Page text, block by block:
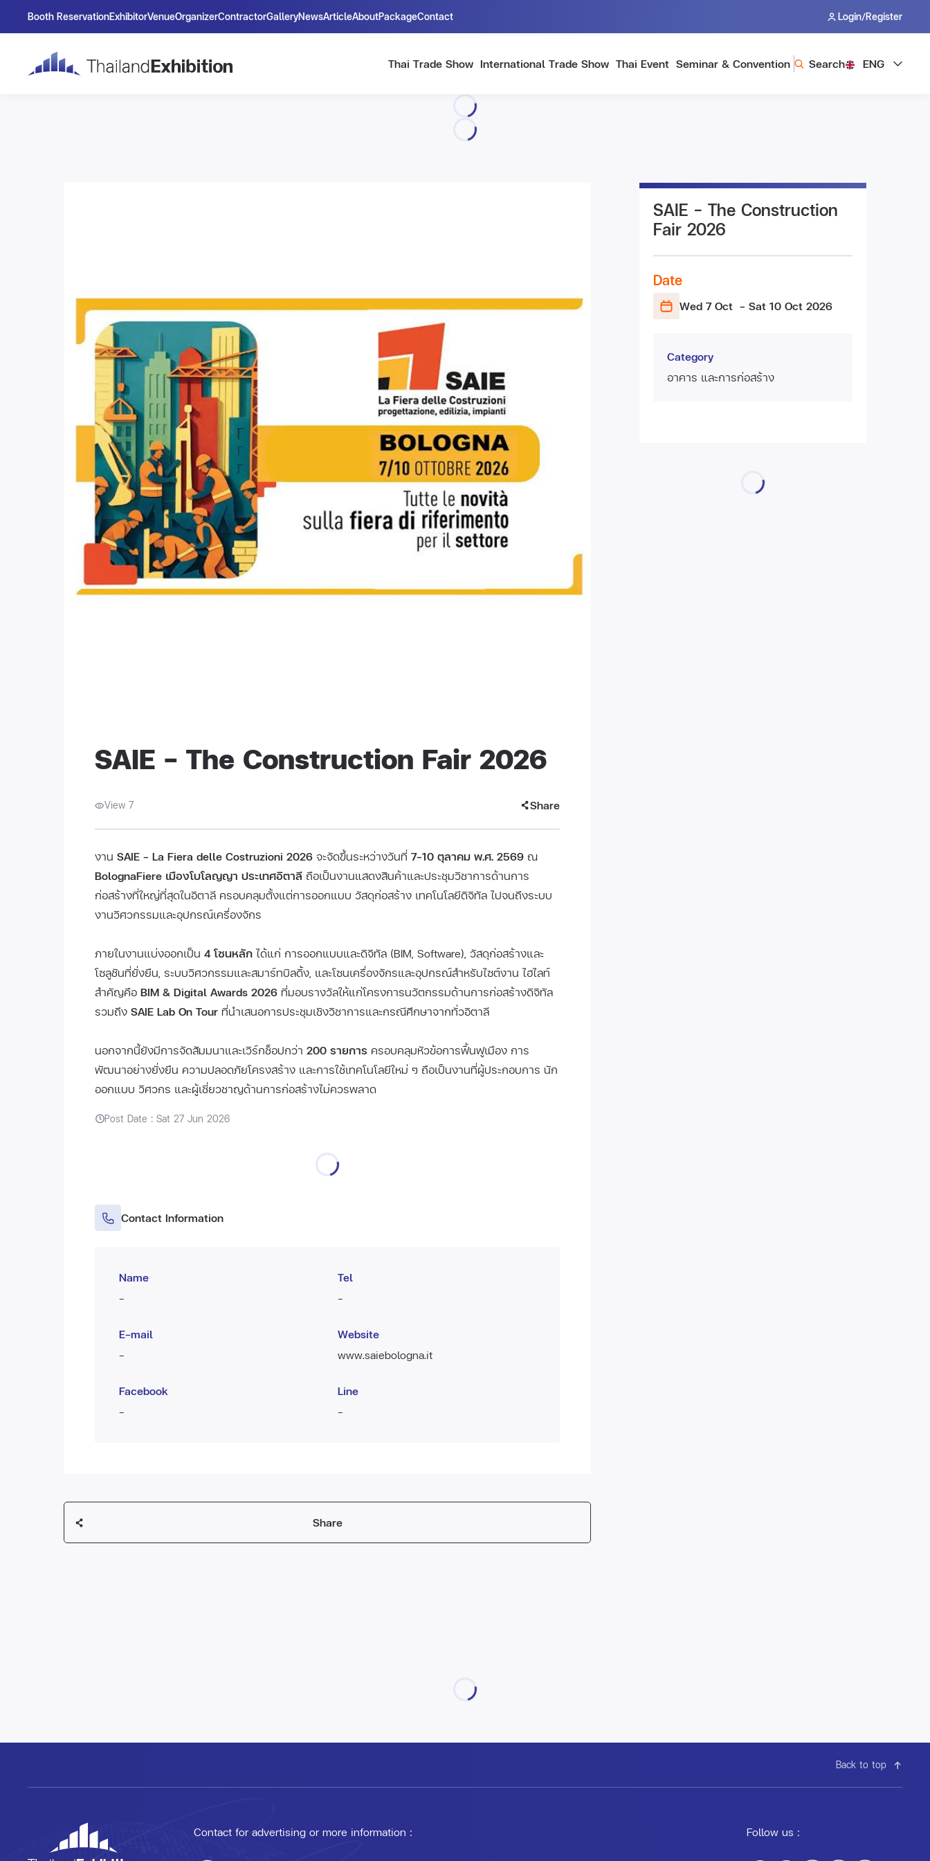
Booth ReservationExhibitorVenueOrganizerContractorGalleryNewsArticleAboutPackageContact Login/Register
Thai Trade Show International Trade Show Thai Event Seminar & Convention Search ENG
SAIE – The Construction
Fair 2026
Date
Wed 7 Oct - Sat 10 Oct 2026
Category
อาคาร และการก่อสร้าง
SAIE – The Construction Fair 2026
View 7 Share
งาน SAIE – La Fiera delle Costruzioni 2026 จะจัดขึ้นระหว่างวันที่ 7–10 ตุลาคม พ.ศ. 2569 ณ
BolognaFiere เมืองโบโลญญา ประเทศอิตาลี ถือเป็นงานแสดงสินค้าและประชุมวิชาการด้านการ
ก่อสร้างที่ใหญ่ที่สุดในอิตาลี ครอบคลุมตั้งแต่การออกแบบ วัสดุก่อสร้าง เทคโนโลยีดิจิทัล ไปจนถึงระบบ
งานวิศวกรรมและอุปกรณ์เครื่องจักร
ภายในงานแบ่งออกเป็น 4 โซนหลักได้แก่ การออกแบบและดิจิทัล (BIM, Software), วัสดุก่อสร้างและ
โซลูชันที่ยั่งยืน, ระบบวิศวกรรมและสมาร์ทบิลดิ้ง, และโซนเครื่องจักรและอุปกรณ์สำหรับไซต์งาน ไฮไลท์
สำคัญคือ BIM & Digital Awards 2026 ที่มอบรางวัลให้แก่โครงการนวัตกรรมด้านการก่อสร้างดิจิทัล
รวมถึง SAIE Lab On Tour ที่นำเสนอการประชุมเชิงวิชาการและกรณีศึกษาจากทั่วอิตาลี
นอกจากนี้ยังมีการจัดสัมมนาและเวิร์กช็อปกว่า 200 รายการ ครอบคลุมหัวข้อการฟื้นฟูเมือง การ
พัฒนาอย่างยั่งยืน ความปลอดภัยโครงสร้าง และการใช้เทคโนโลยีใหม่ ๆ ถือเป็นงานที่ผู้ประกอบการ นัก
ออกแบบ วิศวกร และผู้เชี่ยวชาญด้านการก่อสร้างไม่ควรพลาด
Post Date : Sat 27 Jun 2026
Contact Information
Name
-
Tel
-
E-mail
-
Website
www.saiebologna.it
Facebook
-
Line
-
Share
Back to top
Contact for advertising or more information : Follow us :